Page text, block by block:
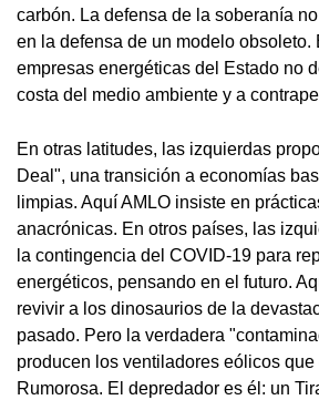
carbón. La defensa de la soberanía
en la defensa de un modelo obsoleto.
empresas energéticas del Estado no
costa del medio ambiente y a
En otras latitudes, las izquierdas
Deal", una transición a economías
limpias. Aquí AMLO insiste en
anacrónicas. En otros países, las
la contingencia del COVID-19 para
energéticos, pensando en el futuro.
revivir a los dinosaurios de la
pasado. Pero la verdadera
producen los ventiladores eólicos que
Rumorosa. El depredador es él: un